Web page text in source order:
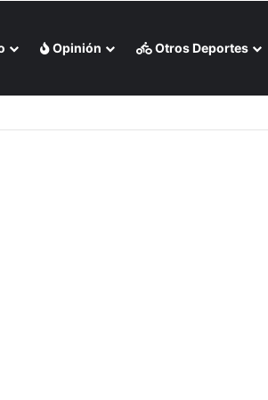
Opinión Otros Deportes
(+Video)